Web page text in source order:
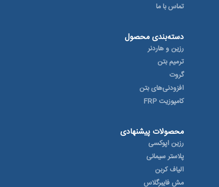
تماس با ما
دسته‌بندی محصول
رزین و هاردنر
ترمیم بتن
گروت
افزودنی‌های بتن
کامپوزیت FRP
محصولات پیشنهادی
رزین اپوکسی
پلاستر سیمانی
الیاف کربن
مش فایبرگلاس